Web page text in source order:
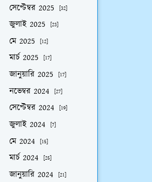
সেপ্টেম্বর 2025 [32]
জুলাই 2025 [23]
মে 2025 [12]
মার্চ 2025 [17]
জানুয়ারি 2025 [17]
নভেম্বর 2024 [27]
সেপ্টেম্বর 2024 [19]
জুলাই 2024 [7]
মে 2024 [15]
মার্চ 2024 [25]
জানুয়ারি 2024 [21]